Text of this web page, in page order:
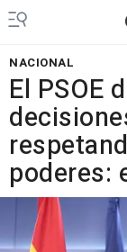
NACIONAL
El PSOE
poderes: